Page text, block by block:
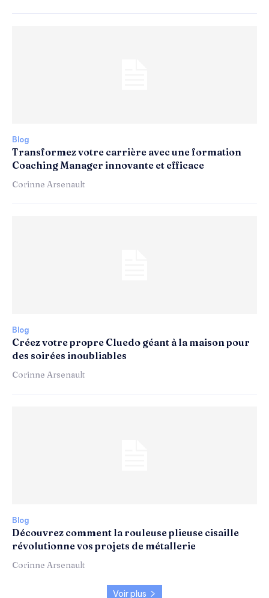
Blog
Transformez votre carrière avec une formation
Coaching Manager innovante et efficace
Corinne Arsenault
Blog
Créez votre propre Cluedo géant à la maison pour
des soirées inoubliables
Corinne Arsenault
Blog
Découvrez comment la rouleuse plieuse cisaille
révolutionne vos projets de métallerie
Corinne Arsenault
Voir plus